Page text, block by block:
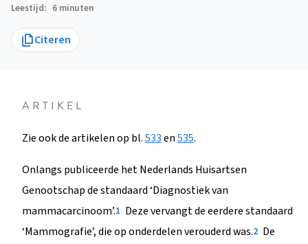
Leestijd 6 minuten
Citeren
ARTIKEL
Zie ook de artikelen op bl.533en535.
Onlangs publiceerde het Nederlands Huisartsen
Genootschap de standaard ‘Diagnostiek van
mammacarcinoom’.1 Deze vervangt de eerdere standaard
‘Mammografie’, die op onderdelen verouderd was.2 De